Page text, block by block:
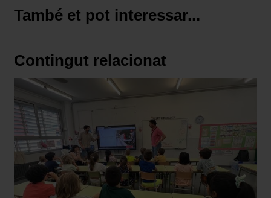
També et pot interessar...
Contingut relacionat